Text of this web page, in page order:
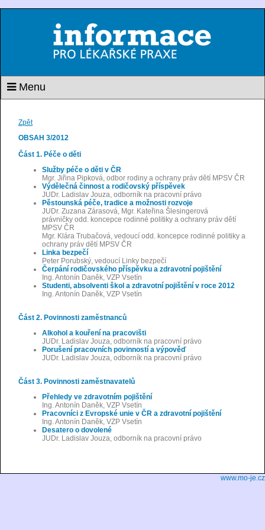
Menu
Zpět
OBSAH 3/2012
Část 1. Péče o děti
Služby péče o děti v ČR
Mgr. Jiřina Pipková, odbor rodiny a ochrany práv dětí MPSV ČR
Výdělečná činnost a rodičovský příspěvek
JUDr. Ladislav Jouza, odborník na pracovní právo
Pěstounská péče, tradice a možnosti rozvoje
JUDr. Zuzana Zárasová, Mgr. Kateřina Šlesingerová
právničky odd. koncepce rodinné politiky a ochrany práv dětí
MPSV ČR
Mgr. Klára Trubačová, vedoucí odd. koncepce rodinné politiky a
ochrany práv dětí MPSV ČR
Linka bezpečí
Peter Porubský, vedoucí Linky bezpečí
Čerpání rodičovského příspěvku a zdravotní pojištění
Ing. Antonín Daněk, VZP Vsetín
Studenti, absolventi škol a zdravotní pojištění v roce 2012
Ing. Antonín Daněk, VZP Vsetín
Část 2. Povinnosti zaměstnanců
Alkohol a kouření na pracovišti
JUDr. Ladislav Jouza, odborník na pracovní právo
Porušení pracovních povinností a výpověď
JUDr. Ladislav Jouza, odborník na pracovní právo
Část 3. Povinnosti zaměstnavatelů
Přehledy ve zdravotním pojištění
Ing. Antonín Daněk, VZP Vsetín
Pracovníci z Evropské unie v ČR a zdravotní pojištění
Ing. Antonín Daněk, VZP Vsetín
Desatero o dovolené
JUDr. Ladislav Jouza, odborník na pracovní právo
www.mo-je.cz